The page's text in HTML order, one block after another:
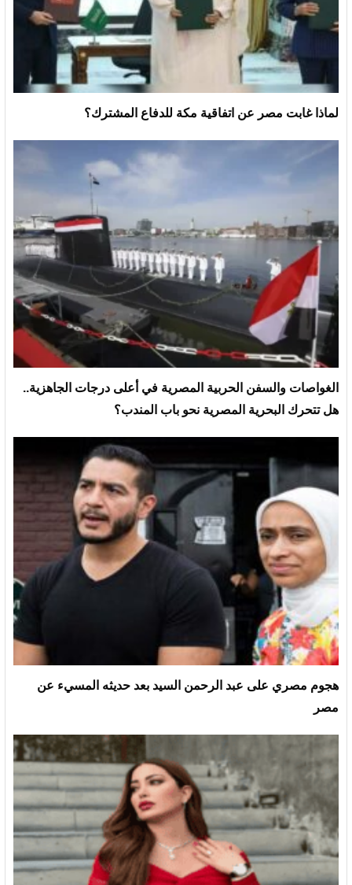
لماذا غابت مصر عن اتفاقية مكة للدفاع المشترك؟
الغواصات والسفن الحربية المصرية في أعلى درجات الجاهزية..
هل تتحرك البحرية المصرية نحو باب المندب؟
هجوم مصري على عبد الرحمن السيد بعد حديثه المسيء عن
مصر